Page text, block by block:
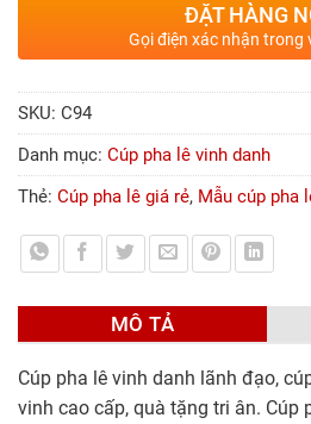
ĐẶT HÀNG
Gọi điện xác nhận trong
SKU: C94
Danh mục: Cúp pha lê vinh danh
Thẻ: Cúp pha lê giá rẻ, Mẫu cúp pha
MÔ TẢ
Cúp pha lê vinh danh lãnh đạo,
vinh cao cấp, quà tặng tri ân. Cúp